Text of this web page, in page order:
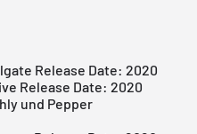
Release Date: 2020
Release Date: 2020
und Pepper